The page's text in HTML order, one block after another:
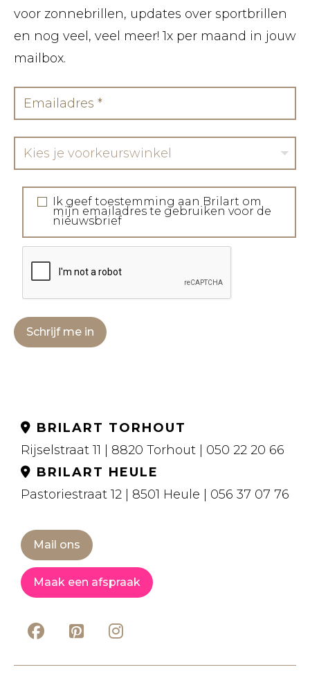
voor zonnebrillen, updates over sportbrillen
en nog veel, veel meer! 1x per maand in jouw
mailbox.
Kies je voorkeurswinkel
Ik geef toestemming aan Brilart om
mijn emailadres te gebruiken voor de
nieuwsbrief
Schrijf me in
BRILART TORHOUT
Rijselstraat 11 | 8820 Torhout | 050 22 20 66
BRILART HEULE
Pastoriestraat 12 | 8501 Heule | 056 37 07 76
Mail ons
Maak een afspraak